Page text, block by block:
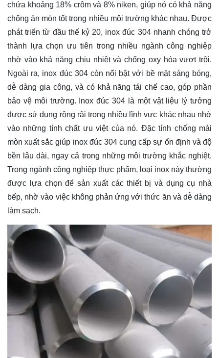
chứa khoảng 18% crôm và 8% niken, giúp nó có khả năng
chống ăn mòn tốt trong nhiều môi trường khác nhau. Được
phát triển từ đầu thế kỷ 20, inox đúc 304 nhanh chóng trở
thành lựa chọn ưu tiên trong nhiều ngành công nghiệp
nhờ vào khả năng chịu nhiệt và chống oxy hóa vượt trội.
Ngoài ra, inox đúc 304 còn nổi bật với bề mặt sáng bóng,
dễ dàng gia công, và có khả năng tái chế cao, góp phần
bảo vệ môi trường. Inox đúc 304 là một vật liệu lý tưởng
được sử dụng rộng rãi trong nhiều lĩnh vực khác nhau nhờ
vào những tính chất ưu việt của nó. Đặc tính chống mài
mòn xuất sắc giúp inox đúc 304 cung cấp sự ổn định và độ
bền lâu dài, ngay cả trong những môi trường khắc nghiệt.
Trong ngành công nghiệp thực phẩm, loại inox này thường
được lựa chọn để sản xuất các thiết bị và dụng cụ nhà
bếp, nhờ vào việc không phản ứng với thức ăn và dễ dàng
làm sạch.